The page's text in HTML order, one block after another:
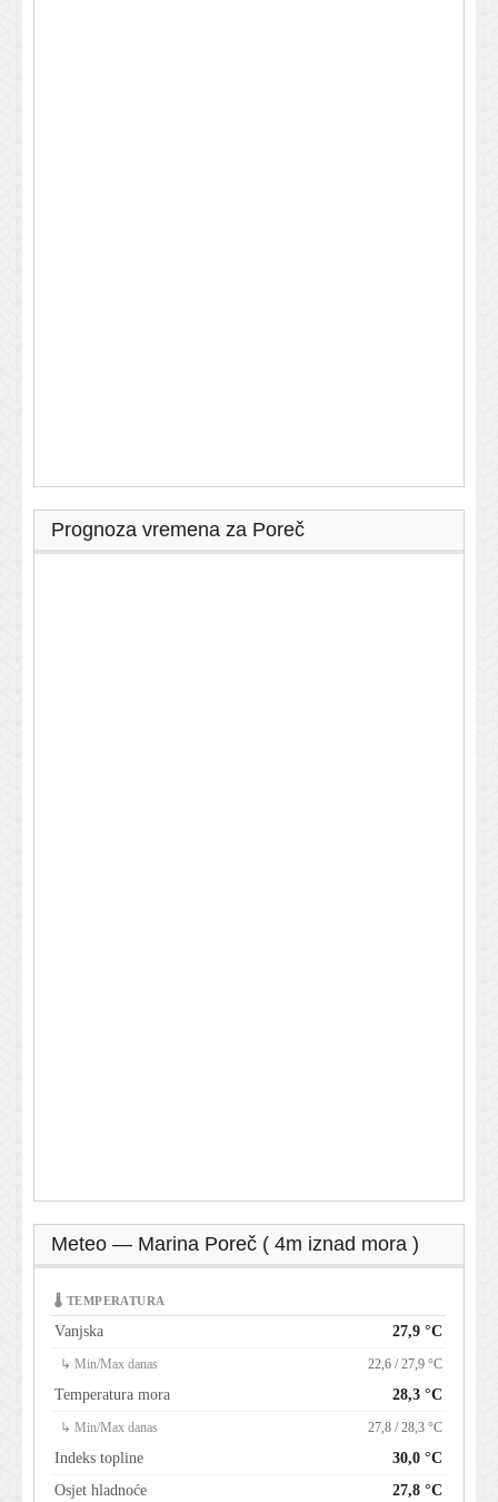
Prognoza vremena za Poreč
Meteo — Marina Poreč ( 4m iznad mora )
🌡 TEMPERATURA
Vanjska 27,9 °C
↳ Min/Max danas 22,6 / 27,9 °C
Temperatura mora 28,3 °C
↳ Min/Max danas 27,8 / 28,3 °C
Indeks topline
30,0 °C
Osjet hladnoće
27,8 °C